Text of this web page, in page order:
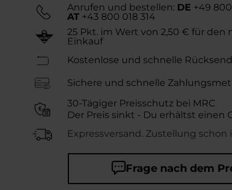
Anrufen und bestellen: DE +49
AT+43 800 018 314
25Pkt. im Wert von 2,50 € für den
Einkauf
Kostenlose und schnelle
Sichere und schnelle
30-Tägiger Preisschutz bei MRC
Der Preis sinkt - Du erhältst einen
Expressversand. Zustellung schon
Frage nach dem